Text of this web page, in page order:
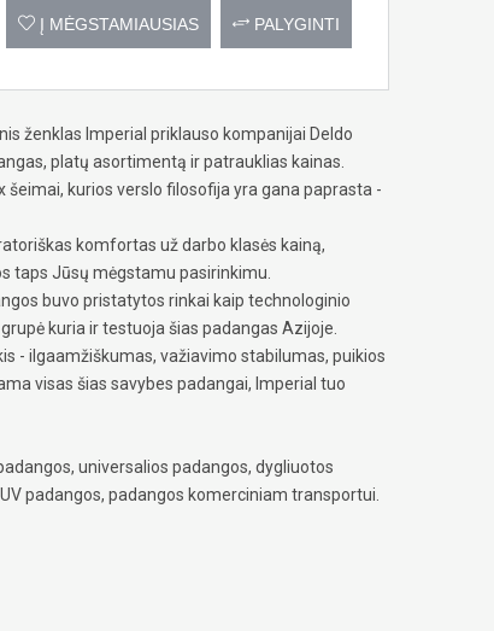
Į MĖGSTAMIAUSIAS PALYGINTI
ženklas Imperial priklauso kompanijai Deldo
platų asortimentą ir patrauklias kainas.
šeimai, kurios verslo filosofija yra gana paprasta -
komfortas už darbo klasės kainą,
taps Jūsų mėgstamu pasirinkimu.
buvo pristatytos rinkai kaip technologinio
kuria ir testuoja šias padangas Azijoje.
- ilgaamžiškumas, važiavimo stabilumas, puikios
visas šias savybes padangai, Imperial tuo
universalios padangos, dygliuotos
padangos, padangos komerciniam transportui.